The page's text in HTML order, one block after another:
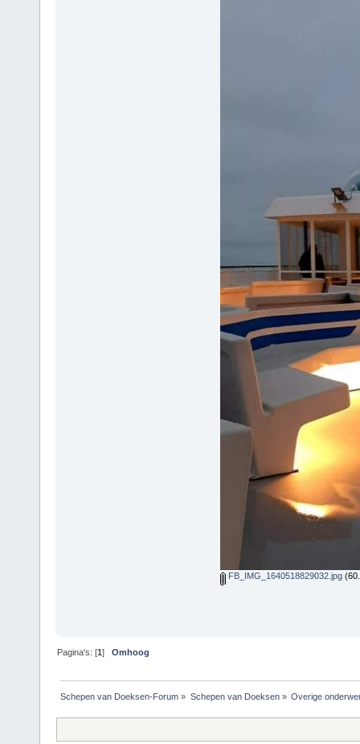
FB_IMG_1640518829032.jpg
Pagina's: [1]Omhoog
Schepen van Doeksen-Forum » Schepen van Doeksen» Overige